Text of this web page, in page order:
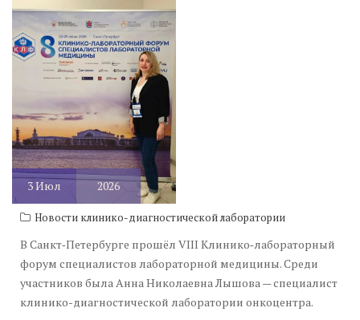
3Июл 2026
Новости клинико-диагностической лаборатории
В Санкт‑Петербурге прошёл VIII Клинико‑лабораторный
форум специалистов лабораторной медицины. Среди
участников была Анна Николаевна Лышова — специалист
клинико-диагностической лаборатории онкоцентра.